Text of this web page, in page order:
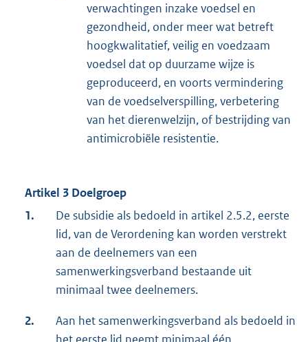
verwachtingen inzake voedsel en
gezondheid, onder meer wat betreft
hoogkwalitatief, veilig en voedzaam
voedsel dat op duurzame wijze is
geproduceerd, en voorts vermindering
van de voedselverspilling, verbetering
van het dierenwelzijn, of bestrijding van
antimicrobiële resistentie.
Artikel 3 Doelgroep
1.
De subsidie als bedoeld in artikel 2.5.2, eerste
lid, van de Verordening kan worden verstrekt
aan de deelnemers van een
samenwerkingsverband bestaande uit
minimaal twee deelnemers.
2.
Aan het samenwerkingsverband als bedoeld in